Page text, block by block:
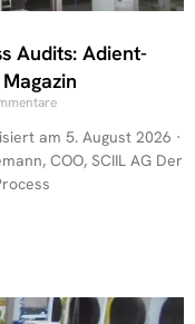
Audits: Adient-
am 5. August 2026 ·
COO, SCIIL AG Der